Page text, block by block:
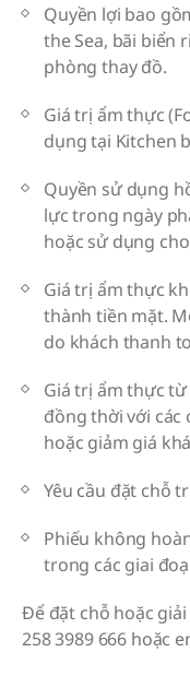
Quyền lợi bao
the Sea, bãi biển
phòng thay đồ.
Giá trị ẩm thực
dụng tại Kitchen
Quyền sử dụng
lực trong ngày
hoặc sử dụng
Giá trị ẩm thực
thành tiền mặt.
do khách thanh
Giá trị ẩm thực
đồng thời với
hoặc giảm giá
Yêu cầu đặt chỗ
Phiếu không
trong các giai
Để đặt chỗ hoặc
258 3989 666 hoặc